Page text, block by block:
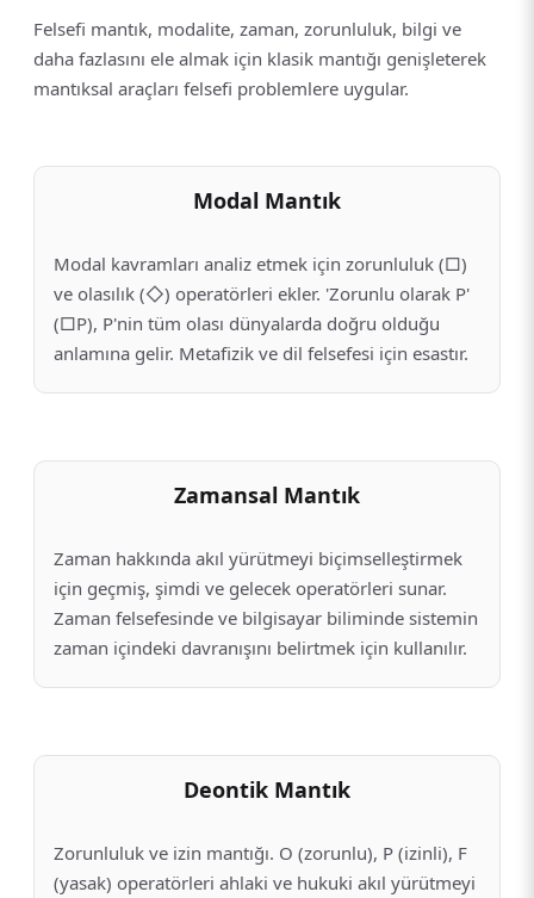
Felsefi mantık, modalite, zaman, zorunluluk, bilgi ve
daha fazlasını ele almak için klasik mantığı genişleterek
mantıksal araçları felsefi problemlere uygular.
Modal Mantık
Modal kavramları analiz etmek için zorunluluk (□)
ve olasılık (◇) operatörleri ekler. 'Zorunlu olarak P'
(□P), P'nin tüm olası dünyalarda doğru olduğu
anlamına gelir. Metafizik ve dil felsefesi için esastır.
Zamansal Mantık
Zaman hakkında akıl yürütmeyi biçimselleştirmek
için geçmiş, şimdi ve gelecek operatörleri sunar.
Zaman felsefesinde ve bilgisayar biliminde sistemin
zaman içindeki davranışını belirtmek için kullanılır.
Deontik Mantık
Zorunluluk ve izin mantığı. O (zorunlu), P (izinli), F
(yasak) operatörleri ahlaki ve hukuki akıl yürütmeyi